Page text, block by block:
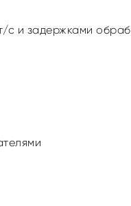
с и задержками